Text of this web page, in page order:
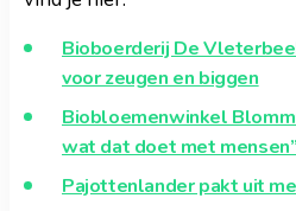
Bioboerderij De
voor zeugen en biggen
Biobloemenwinkel
wat dat doet met mensen”
Pajottenlander pakt uit